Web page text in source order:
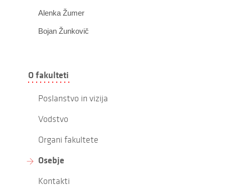
Alenka Žumer
Bojan Žunkovič
O fakulteti
Poslanstvo in vizija
Vodstvo
Organi fakultete
Osebje
Kontakti